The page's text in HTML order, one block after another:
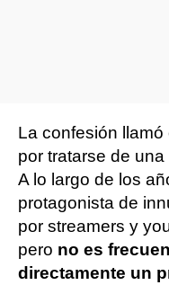
La confesión
por tratarse de
A lo largo de los
protagonista de
por streamers y
pero no es
directamente un